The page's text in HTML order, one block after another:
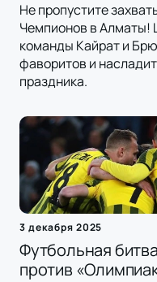
Не пропустите
Чемпионов в Алматы!
команды Кайрат и
фаворитов и
праздника.
3 декабря 2025
Футбольная
против